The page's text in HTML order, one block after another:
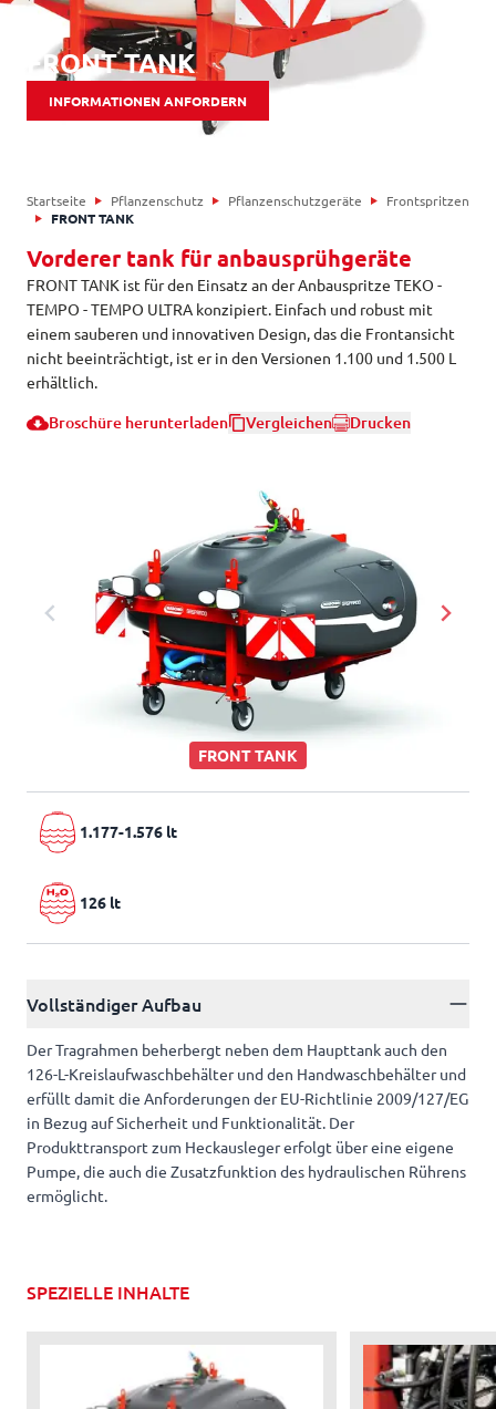
FRONT TANK
INFORMATIONEN ANFORDERN
Startseite Pflanzenschutz Pflanzenschutzgeräte
Frontspritzen
FRONT TANK
Vorderer tank für anbausprühgeräte
FRONT TANK ist für den Einsatz an der Anbauspritze TEKO -
TEMPO - TEMPO ULTRA konzipiert. Einfach und robust mit
einem sauberen und innovativen Design, das die Frontansicht
nicht beeinträchtigt, ist er in den Versionen 1.100 und 1.500 L
erhältlich.
Broschüre herunterladen Vergleichen Drucken
FRONT TANK
1.177-1.576 lt
126 lt
Vollständiger Aufbau
Der Tragrahmen beherbergt neben dem Haupttank auch den
126-L-Kreislaufwaschbehälter und den Handwaschbehälter und
erfüllt damit die Anforderungen der EU-Richtlinie 2009/127/EG
in Bezug auf Sicherheit und Funktionalität. Der
Produkttransport zum Heckausleger erfolgt über eine eigene
Pumpe, die auch die Zusatzfunktion des hydraulischen Rührens
ermöglicht.
SPEZIELLE INHALTE